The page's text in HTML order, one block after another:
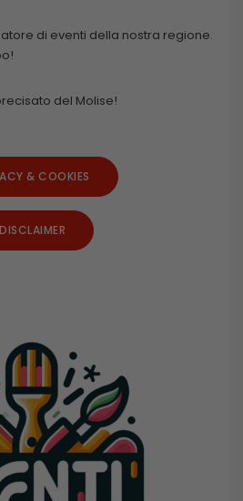
di eventi della nostra regione.
del Molise!
& COOKIES
DISCLAIMER